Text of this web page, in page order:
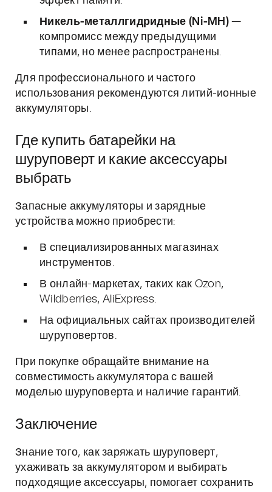
Никель-металлгидридные (Ni-MH) —
компромисс между предыдущими
типами, но менее распространены.
Для профессионального и частого
использования рекомендуются литий-ионные
аккумуляторы.
Где купить батарейки на
шуруповерт и какие аксессуары
выбрать
Запасные аккумуляторы и зарядные
устройства можно приобрести:
В специализированных магазинах
инструментов.
В онлайн-маркетах, таких как Ozon,
Wildberries, AliExpress.
На официальных сайтах производителей
шуруповертов.
При покупке обращайте внимание на
совместимость аккумулятора с вашей
моделью шуруповерта и наличие гарантий.
Заключение
Знание того, как заряжать шуруповерт,
ухаживать за аккумулятором и выбирать
подходящие аксессуары, помогает сохранить